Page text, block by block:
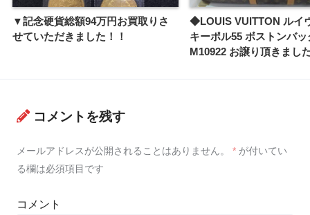
▼記念硬貨総額94万円お買取りさ
せていただきました！！
◆LOUIS VUITTON ルイ
キーポル55 ボストンバッ
M10922 お譲り頂きまし
コメントを残す
メールアドレスが公開されることはありません。 * が付いてい
る欄は必須項目です
コメント